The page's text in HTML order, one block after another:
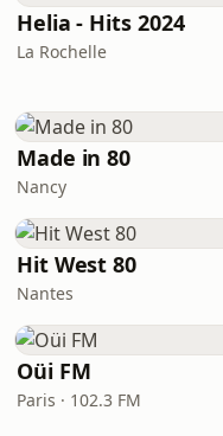
Helia - Hits 2024
La Rochelle
Made in 80
Nancy
Hit West 80
Nantes
Oüi FM
Paris · 102.3 FM